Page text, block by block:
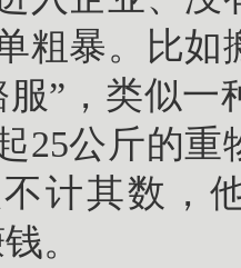
粗暴。比
服”，类似
25公斤的
计其数，
。